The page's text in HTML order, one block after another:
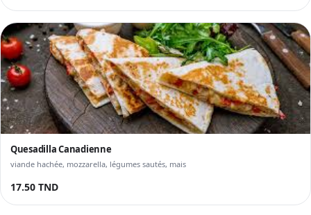
Quesadilla Canadienne
viande hachée, mozzarella, légumes sautés, mais
17.50 TND